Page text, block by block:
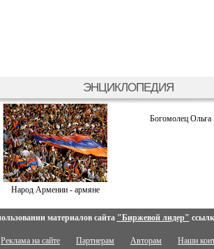
ЭНЦИКЛОПЕДИЯ
Народ Армении - армяне
Богомолец Ольга
материалов сайта "Биржевой лидер"
Реклама на сайте Партнерам Авторам Наши